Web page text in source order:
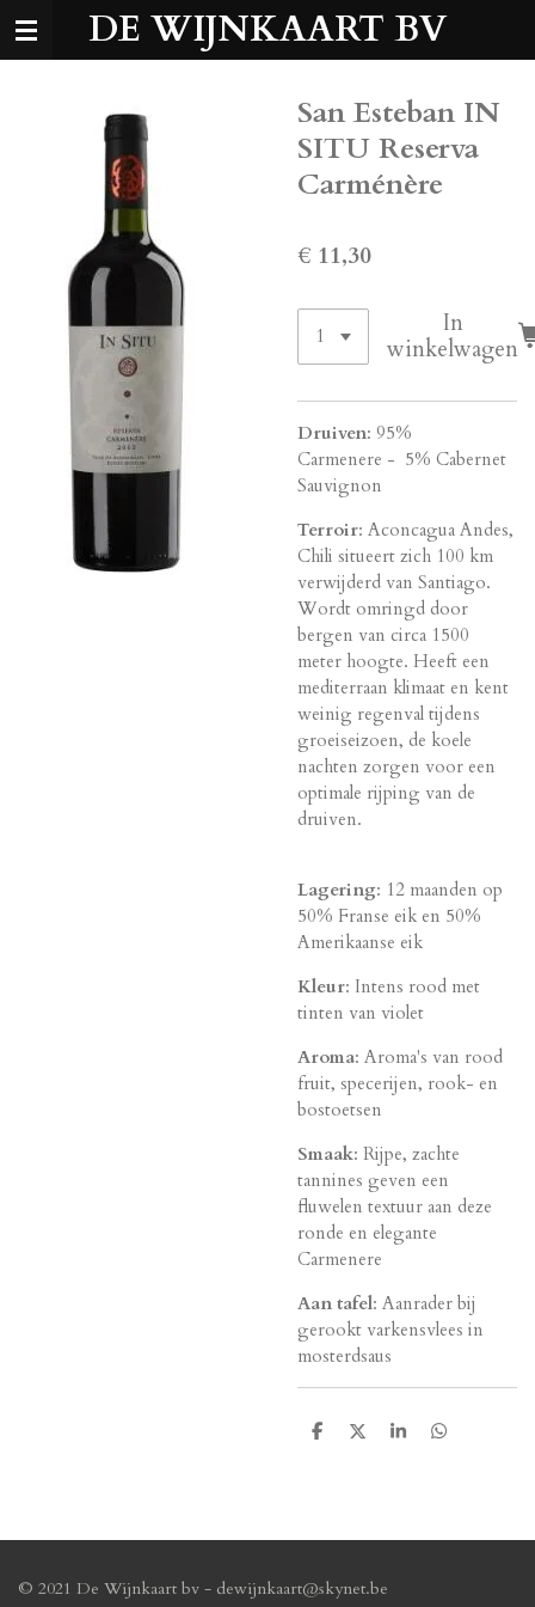
Ga
hoofdinhoud
DE WIJNKAART BV
San Esteban IN
SITU Reserva
Carménère
€ 11,30
In
winkelwagen
Druiven: 95%
Carmenere - 5% Cabernet
Sauvignon
Terroir: Aconcagua Andes,
Chili situeert zich 100 km
verwijderd van Santiago.
Wordt omringd door
bergen van circa 1500
meter hoogte. Heeft een
mediterraan klimaat en kent
weinig regenval tijdens
groeiseizoen, de koele
nachten zorgen voor een
optimale rijping van de
druiven.
Lagering: 12 maanden op
50% Franse eik en 50%
Amerikaanse eik
Kleur: Intens rood met
tinten van violet
Aroma: Aroma's van rood
fruit, specerijen, rook- en
bostoetsen
Smaak: Rijpe, zachte
tannines geven een
fluwelen textuur aan deze
ronde en elegante
Carmenere
Aan tafel: Aanrader bij
gerookt varkensvlees in
mosterdsaus
D
D
S
D
© 2021 De Wijnkaart bv - dewijnkaart@skynet.be